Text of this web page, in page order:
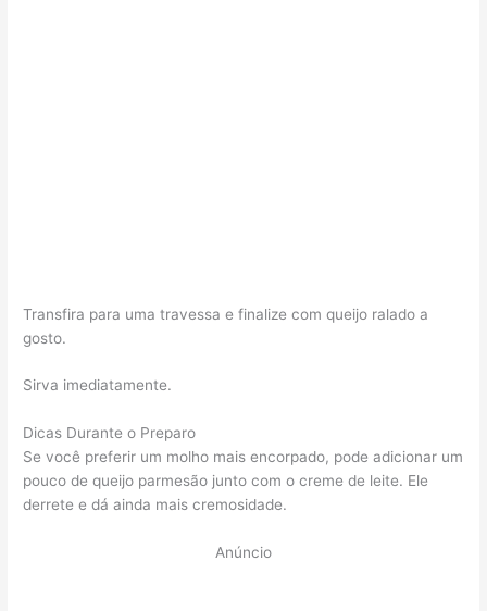
Transfira para uma travessa e finalize com queijo ralado a
gosto.
Sirva imediatamente.
Dicas Durante o Preparo
Se você preferir um molho mais encorpado, pode adicionar um
pouco de queijo parmesão junto com o creme de leite. Ele
derrete e dá ainda mais cremosidade.
Anúncio